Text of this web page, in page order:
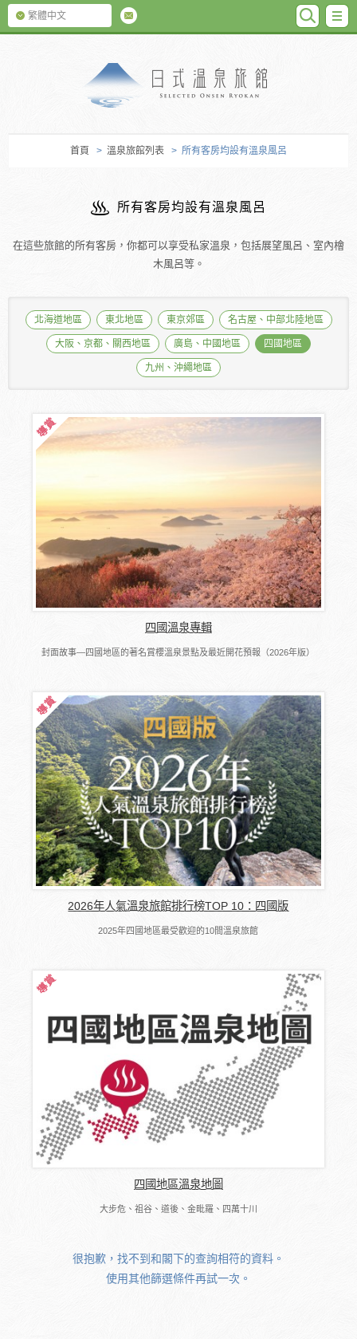
繁體中文
首頁 > 溫泉旅館列表 > 所有客房均設有溫泉風呂
所有客房均設有溫泉風呂
在這些旅館的所有客房，你都可以享受私家溫泉，包括展望風呂、室內檜
木風呂等。
北海道地區 東北地區 東京郊區 名古屋、中部北陸地區
大阪、京都、關西地區 廣島、中國地區 四國地區
九州、沖繩地區
四國溫泉專輯
封面故事―四國地區的著名賞櫻溫泉景點及最近開花預報（2026年版）
2026年人氣溫泉旅館排行榜TOP 10：四國版
2025年四國地區最受歡迎的10間溫泉旅館
四國地區溫泉地圖
大步危、祖谷、道後、金毗羅、四萬十川
很抱歉，找不到和閣下的查詢相符的資料。
使用其他篩選條件再試一次。